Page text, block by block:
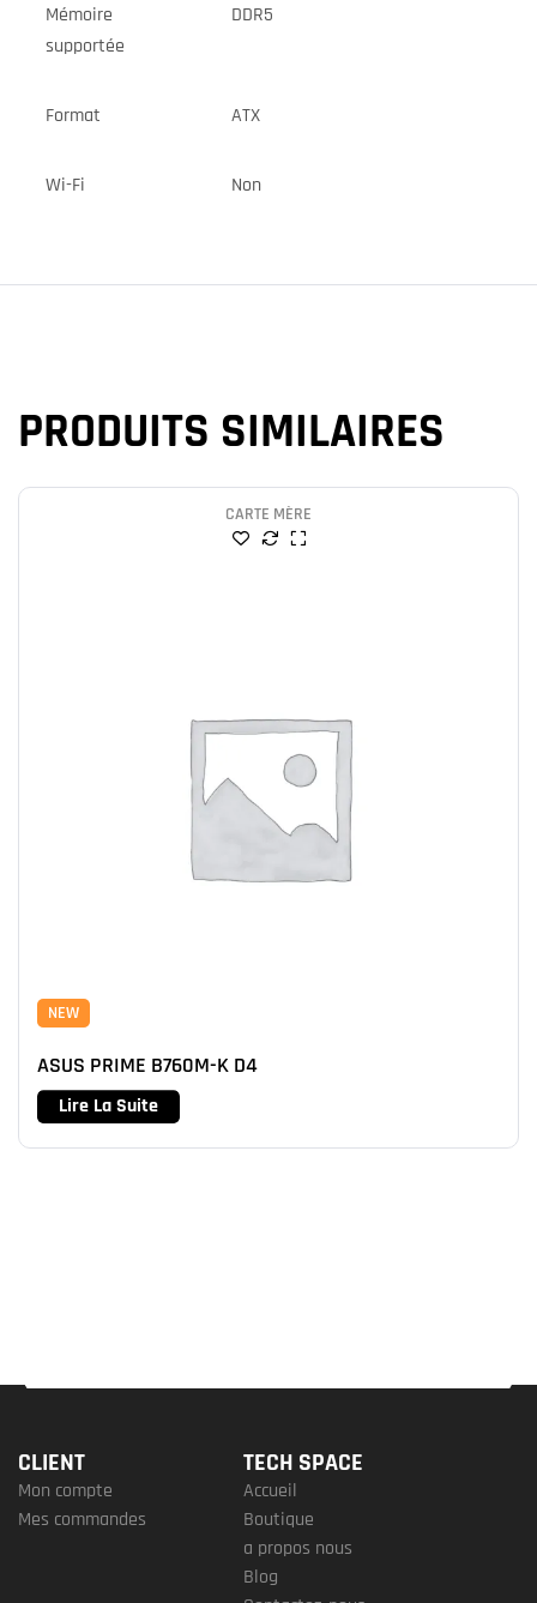
Mémoire
supportée
DDR5
Format ATX
Wi-Fi Non
PRODUITS SIMILAIRES
CARTE MÈRE
NEW
ASUS PRIME B760M-K D4
Lire La Suite
CLIENT
Mon compte
Mes commandes
TECH SPACE
Accueil
Boutique
a propos nous
Blog